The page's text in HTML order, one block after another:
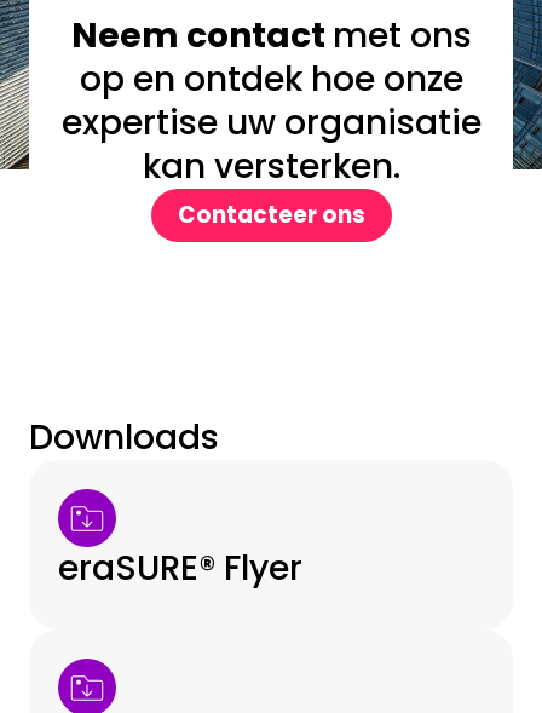
Neem contact met ons
op en ontdek hoe onze
expertise uw organisatie
kan versterken.
Contacteer ons
Downloads
eraSURE® Flyer